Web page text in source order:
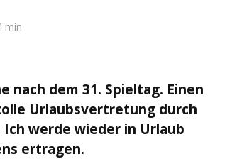
min
nach dem 31. Spieltag. Einen
Urlaubsvertretung durch
Ich werde wieder in Urlaub
ertragen.